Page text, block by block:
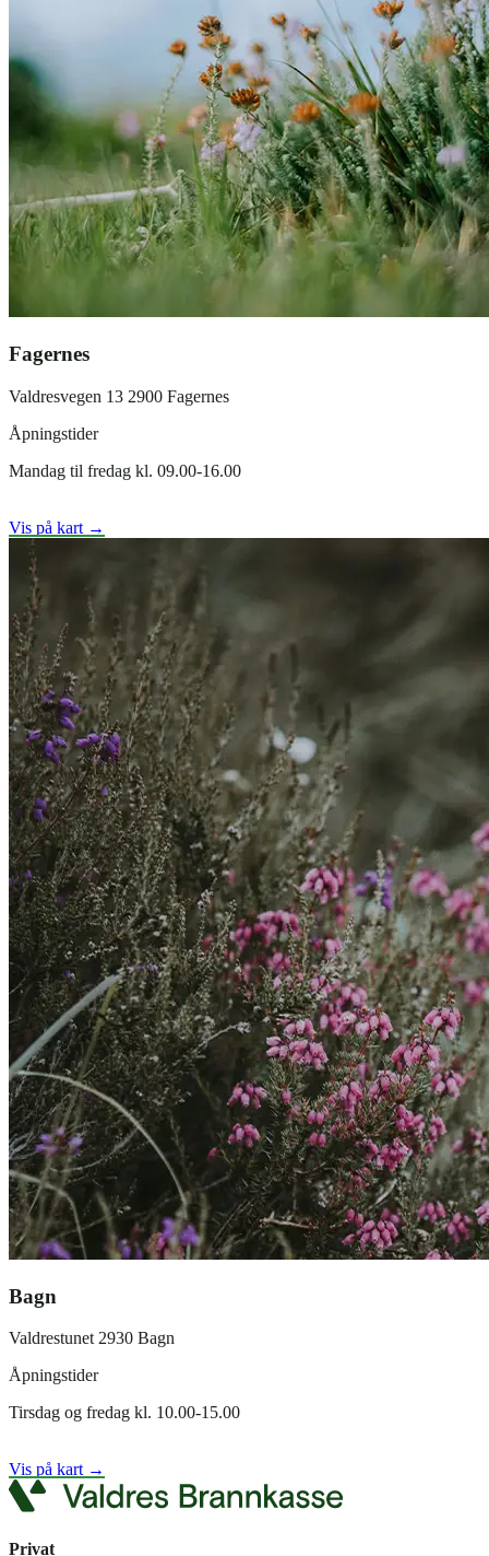
Fagernes
Valdresvegen 13 2900 Fagernes
Åpningstider
Mandag til fredag kl. 09.00-16.00
Vis på kart →
Bagn
Valdrestunet 2930 Bagn
Åpningstider
Tirsdag og fredag kl. 10.00-15.00
Vis på kart →
Privat